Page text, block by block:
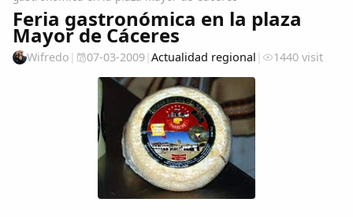
Mi Cuenta
El Tiempo
Actualidad
Feria gastronómica en la plaza
Mayor de Cáceres
Wifredo | 07-03-2009| Actualidad regional | 1440 visit